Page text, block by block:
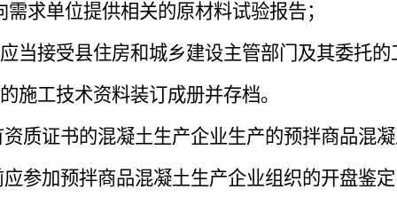
求单位提供相关的原材料试验报告；
当接受县住房和城乡建设主管部门及其委托
施工技术资料装订成册并存档。
质证书的混凝土生产企业生产的预拌商品混
参加预拌商品混凝土生产企业组织的开盘鉴